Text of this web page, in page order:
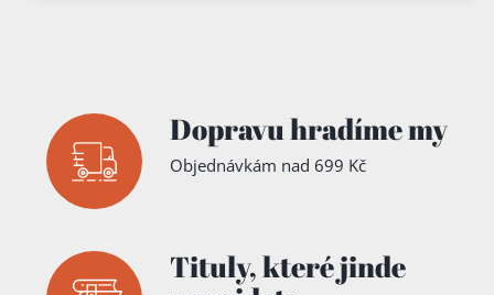
Dopravu hradíme my
Objednávkám nad 699 Kč
Tituly,které jinde